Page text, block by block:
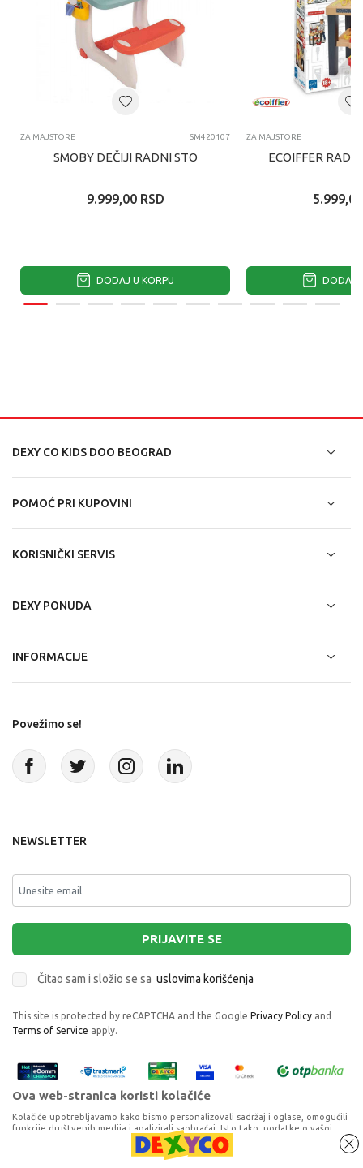
ZA MAJSTORE SM420107
SMOBY DEČIJI RADNI STO
9.999,00 RSD
DODAJ U KORPU
ZA MAJSTORE
ECOIFFER
5.999,00
DODAJ
DEXY CO KIDS DOO BEOGRAD
POMOĆ PRI KUPOVINI
KORISNIČKI SERVIS
DEXY PONUDA
INFORMACIJE
Povežimo se!
NEWSLETTER
PRIJAVITE SE
Čitao sam i složio se sa uslovima korišćenja
This site is protected by reCAPTCHA and the Google Privacy Policy and
Terms of Service apply.
Ova web-stranica koristi kolačiće
Kolačiće upotrebljavamo kako bismo personalizovali sadržaj i oglase, omogućili
funkcije društvenih medija i analizirali saobraćaj. Isto tako, podatke o vašoj
upotrebi naše web-lokacije delimo s partnerima za društvene medije,
oglašavanje i analizu, a oni ih mogu kombinovati s drugim podacima koje ste im
pružili ili koje su prikupili dok ste upotrebljavali njihove usluge. Nastavkom